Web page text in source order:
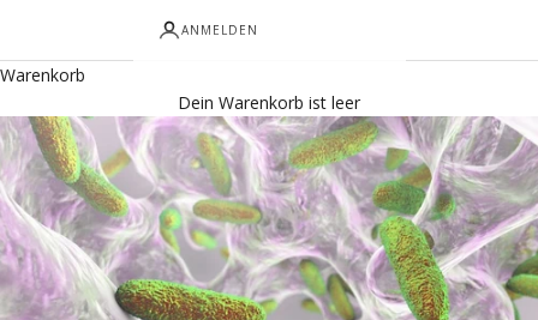
ANMELDEN
Warenkorb
Dein Warenkorb ist leer